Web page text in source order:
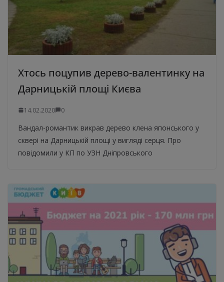
Хтось поцупив дерево-валентинку на
Дарницькій площі Києва
14.02.2020 0
Вандал-романтик викрав дерево клена японського у
сквері на Дарницькій площі у вигляді серця. Про
повідомили у КП по УЗН Дніпровського